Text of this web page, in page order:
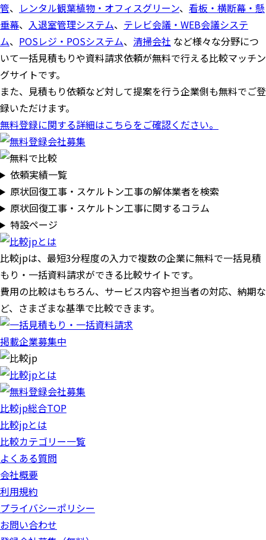
管、 レンタル観葉植物・オフィスグリーン、 看板・横断幕・懸
垂幕、 入退室管理システム、 テレビ会議・WEB会議システ
ム、 POSレジ・POSシステム、 清掃会社 など様々な分野につ
いて一括見積もりや資料請求依頼が無料で行える比較マッチン
グサイトです。
また、見積もり依頼など対して提案を行う企業側も無料でご登
録いただけます。
無料登録に関する詳細はこちらをご確認ください。
依頼実績一覧
原状回復工事・スケルトン工事の解体業者を検索
原状回復工事・スケルトン工事に関するコラム
特設ページ
比較jpは、 最短3分程度の入力で複数の企業に無料で一括見積
もり・一括資料請求ができる比較サイトです。
費用の比較はもちろん、サービス内容や担当者の対応、納期な
ど、さまざまな基準で比較できます。
掲載企業募集中
比較jp総合TOP
比較jpとは
比較カテゴリー一覧
よくある質問
会社概要
利用規約
プライバシーポリシー
お問い合わせ